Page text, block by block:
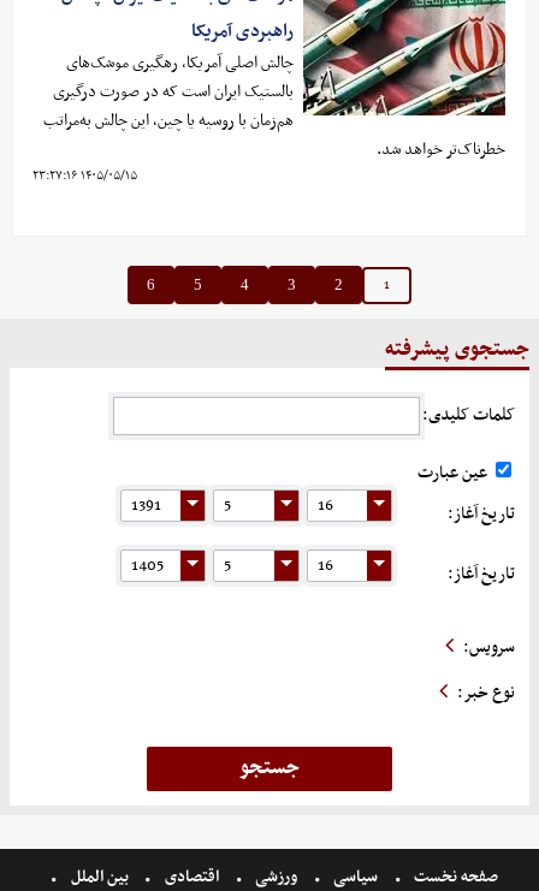
راهبردی آمریکا
چالش اصلی آمریکا، رهگیری موشک‌های
بالستیک ایران است که در صورت درگیری
هم‌زمان با روسیه یا چین، این چالش به‌مراتب
خطرناک‌تر خواهد شد.
۱۴۰۵/۰۵/۱۵ ۲۳:۲۷:۱۶
1
2
3
4
5
6
جستجوی پیشرفته
کلمات کلیدی:
عین عبارت
تاریخ آغاز:
تاریخ آغاز:
سرویس:
نوع خبر:
صفحه نخست سیاسی ورزشی اقتصادی بین الملل